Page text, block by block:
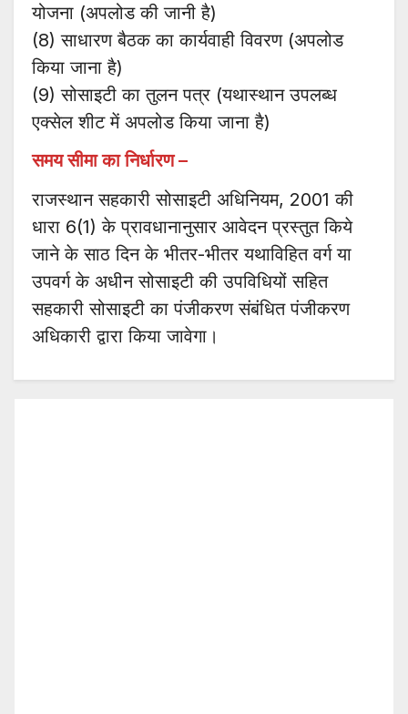
योजना (अपलोड की जानी है)
(8) साधारण बैठक का कार्यवाही विवरण (अपलोड
किया जाना है)
(9) सोसाइटी का तुलन पत्र (यथास्थान उपलब्ध
एक्सेल शीट में अपलोड किया जाना है)
समय सीमा का निर्धारण –
राजस्थान सहकारी सोसाइटी अधिनियम, 2001 की
धारा 6(1) के प्रावधानानुसार आवेदन प्रस्तुत किये
जाने के साठ दिन के भीतर-भीतर यथाविहित वर्ग या
उपवर्ग के अधीन सोसाइटी की उपविधियों सहित
सहकारी सोसाइटी का पंजीकरण संबंधित पंजीकरण
अधिकारी द्वारा किया जावेगा।